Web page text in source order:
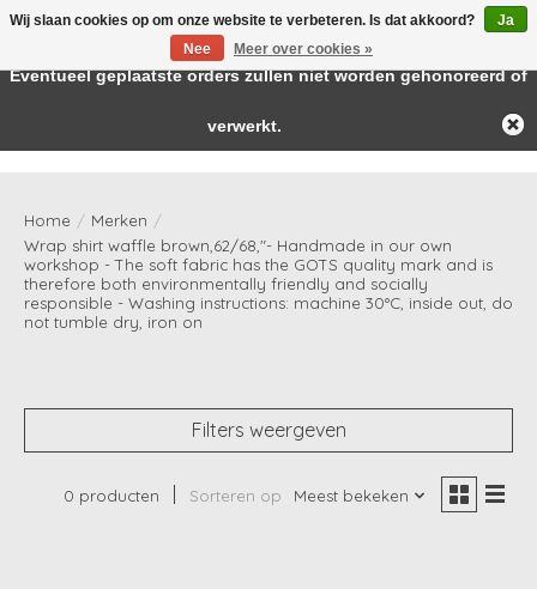
Home / Merken /
Wrap shirt waffle brown,62/68,"- Handmade in our own
workshop - The soft fabric has the GOTS quality mark and is
therefore both environmentally friendly and socially
responsible - Washing instructions: machine 30°C, inside out, do
not tumble dry, iron on
Filters weergeven
0 producten Sorteren op Meest bekeken
Wij slaan cookies op om onze website te verbeteren. Is dat akkoord?
Ja
Nee
Meer over cookies »
← Keer terug naar de backofficeDeze winkel is in aanbouw.
Eventueel geplaatste orders zullen niet worden gehonoreerd of
verwerkt.